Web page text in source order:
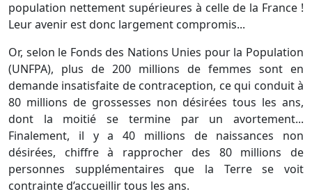
population nettement supérieures à celle de la France !
Leur avenir est donc largement compromis...
Or, selon le Fonds des Nations Unies pour la Population
(UNFPA), plus de 200 millions de femmes sont en
demande insatisfaite de contraception, ce qui conduit à
80 millions de grossesses non désirées tous les ans,
dont la moitié se termine par un avortement...
Finalement, il y a 40 millions de naissances non
désirées, chiffre à rapprocher des 80 millions de
personnes supplémentaires que la Terre se voit
contrainte d’accueillir tous les ans.